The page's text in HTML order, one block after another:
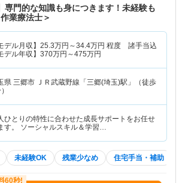
専門的な知識も身につきます！未経験も
業療法士＞
デル月収】 25.3万円～34.4万円 程度 諸手当込
デル年収】 370万円～475万円
県 三郷市 ＪＲ武蔵野線「三郷(埼玉)駅」（徒歩
ひとりの特性に合わせた成長サポートをお任せ
す。 ソーシャルスキル＆学習…
未経験OK 残業少なめ 住宅手当・補助